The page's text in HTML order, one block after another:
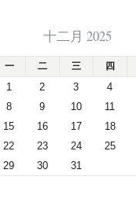
十二月 2025
一 二 三 四
1 2 3 4
8 9 10 11
15 16 17 18
22 23 24 25
29 30 31